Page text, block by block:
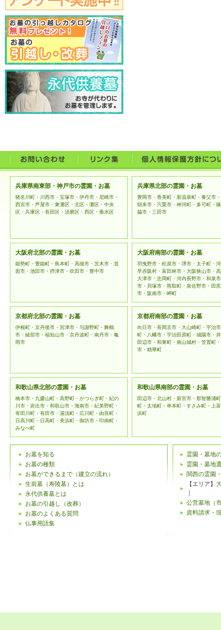
兵庫県南東部・神戸市の霊園・お墓
猪名川町・川西市・宝塚市・伊丹市・尼崎市・
西宮市・芦屋市・東灘区・北区・灘区・中央
区・兵庫区・長田区・須磨区・西区・垂水区
兵庫県北部の霊園・お墓
豊岡市・香美町・新温泉町・養父市
朝来市・宍栗市・神河町・多可町・
脇市・三田市
大阪府北部の霊園・お墓
能勢町・豊能町・島本町・高槻市・茨木市・箕
面市・池田市・摂津市・吹田市・豊中市
大阪府南部の霊園・お墓
羽曳野市・松原市・堺市・太子町・
早赤阪村・富田林市・大阪狭山市・
大津市・忠岡町・河内長野市・和泉
市・貝塚市・熊取町・泉佐野市・田
市・阪南市・岬町
京都府北部の霊園・お墓
伊根町・京丹後市・宮津市・与謝野町・舞鶴
市・綾部市・福知山市・京丹波町・南丹市・亀
岡市
京都府南部の霊園・お墓
向日市・長岡京市・大山崎町・宇治
町・八幡市・宇治田原町・城陽市・
田辺市・和東町・南山城村・笠置町
市・精華町
和歌山県北部の霊園・お墓
橋本市・九慶山町・高野町・かつらぎ町・紀の
川市・岩出市・和歌山市・海南市・紀美野町・
有田川町・有田市・湯浅町・広川町・由良町・
日高川町・日高町・美浜町・御坊市・印南町・
みなべ町
和歌山県南部の霊園・お墓
田辺市・北山村・新宮市・那智勝浦
町・太地町・串本町・すさみ町・上
浜町
お墓を知る
お墓の種類
お墓ができるまで（建立の流れ）
生前墓（寿陵墓）とは
永代供養墓とは
お墓の引越し（改葬）
お墓のよくある質問
仏事用語集
霊園・墓地
霊園・墓地
関西の霊園
【エリア】
公営墓地（
資料請求・